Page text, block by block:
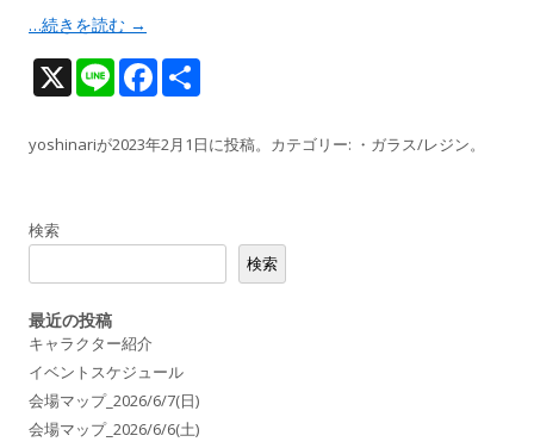
…続きを読む →
X Li
e
F
e
yoshinariが2023年2月1日に投稿。カテゴリー: ・ガラス/レジン。
検索
検索
最近の投稿
キャラクター紹介
イベントスケジュール
会場マップ_2026/6/7(日)
会場マップ_2026/6/6(土)